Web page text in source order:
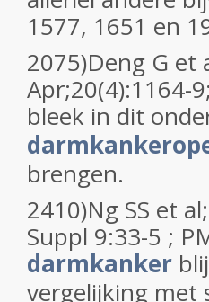
1577, 1651 en
2075)Deng G et
Apr;20(4):1164-
bleek in dit
brengen.
2410)Ng SS et
Suppl 9:33-5 ;
darmkanker
vergelijking met